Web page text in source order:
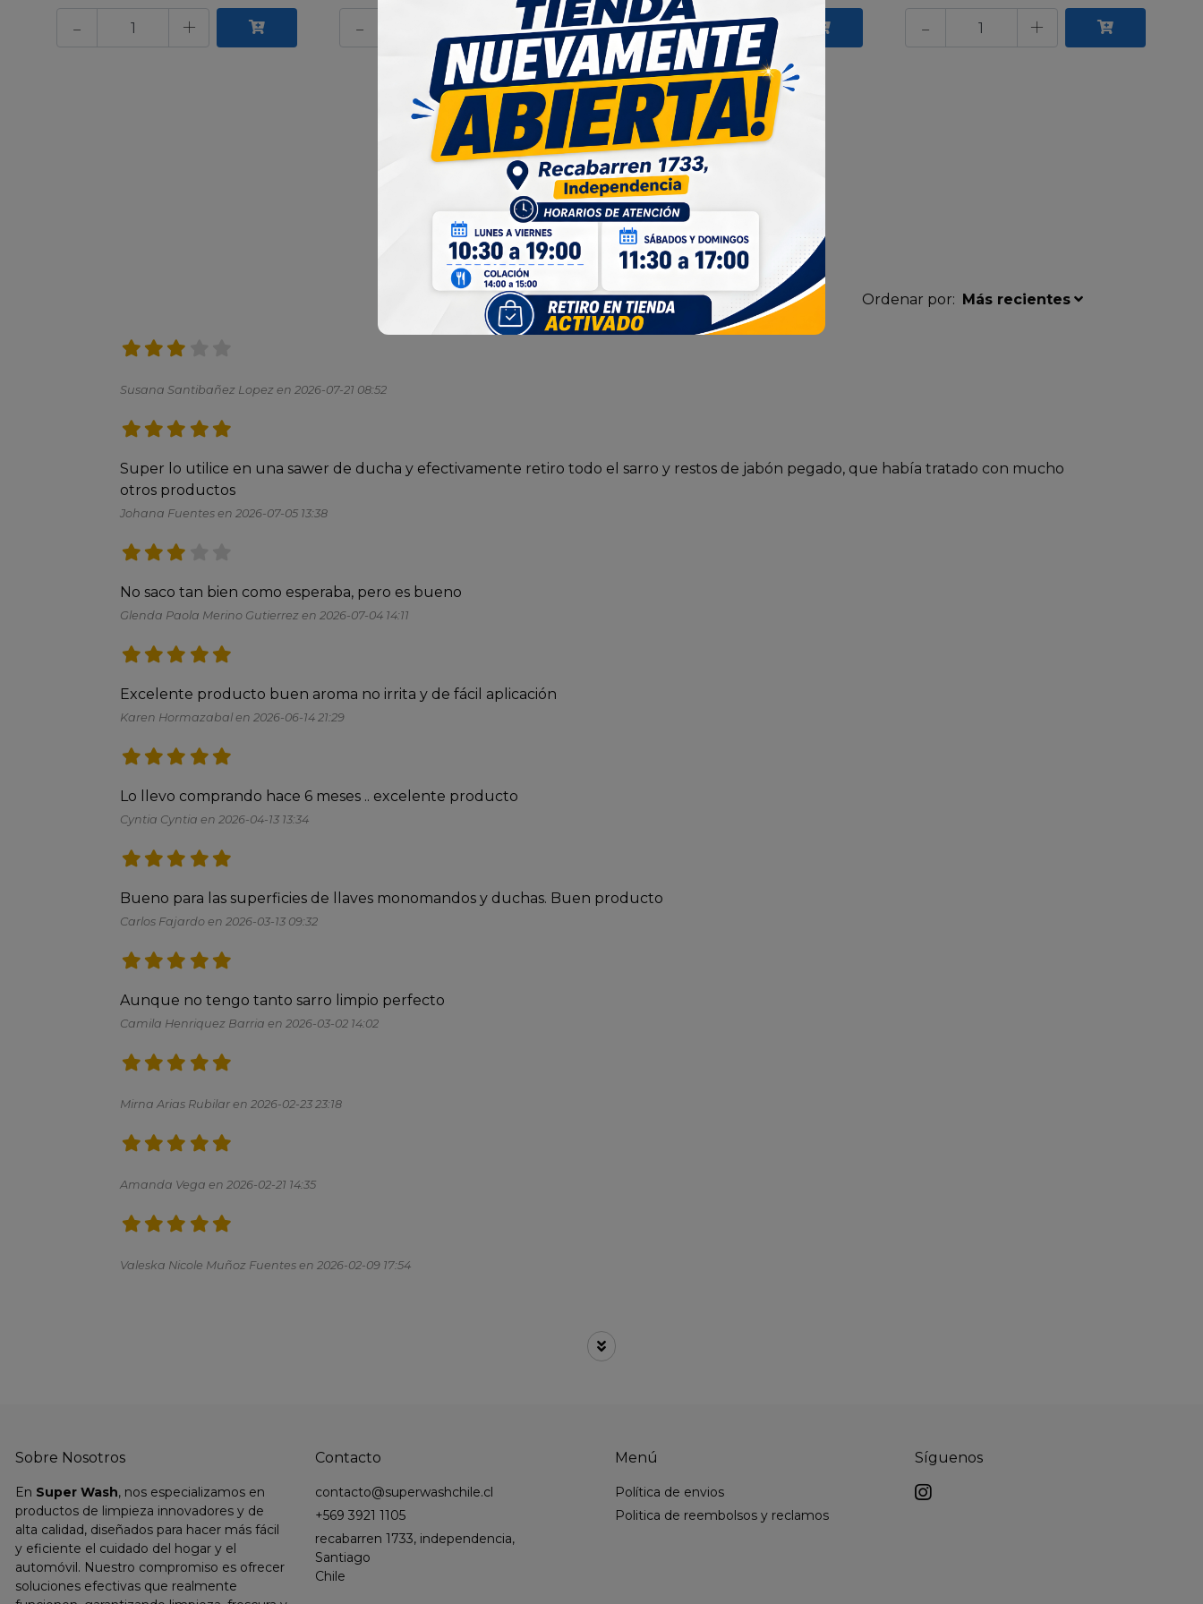
- + - + - + - +
Reseñas de productos
4.9
79 Reseñas
Ordenar por: Más recientes
Susana Santibañez Lopez en 2026-07-21 08:52
Super lo utilice en una sawer de ducha y efectivamente retiro todo el sarro y restos de jabón pegado, que había tratado con mucho
Johana Fuentes en 2026-07-05 13:38
No saco tan bien como esperaba, pero es bueno
Glenda Paola Merino Gutierrez en 2026-07-04 14:11
Karen Hormazabal en 2026-06-14 21:29
Cyntia Cyntia en 2026-04-13 13:34
Carlos Fajardo en 2026-03-13 09:32
Aunque no tengo tanto sarro limpio perfecto
Camila Henriquez Barria en 2026-03-02 14:02
Mirna Arias Rubilar en 2026-02-23 23:18
Amanda Vega en 2026-02-21 14:35
Valeska Nicole Muñoz Fuentes en 2026-02-09 17:54
Sobre Nosotros
En Super Wash, nos especializamos en
productos de limpieza innovadores y de
alta calidad, diseñados para hacer más fácil
y eficiente el cuidado del hogar y el
automóvil. Nuestro compromiso es ofrecer
soluciones efectivas que realmente
Contacto
contacto@superwashchile.cl
+569 3921 1105
recabarren 1733, independencia,
Santiago
Chile
Menú
Política de envios
Politica de reembolsos y reclamos
Síguenos